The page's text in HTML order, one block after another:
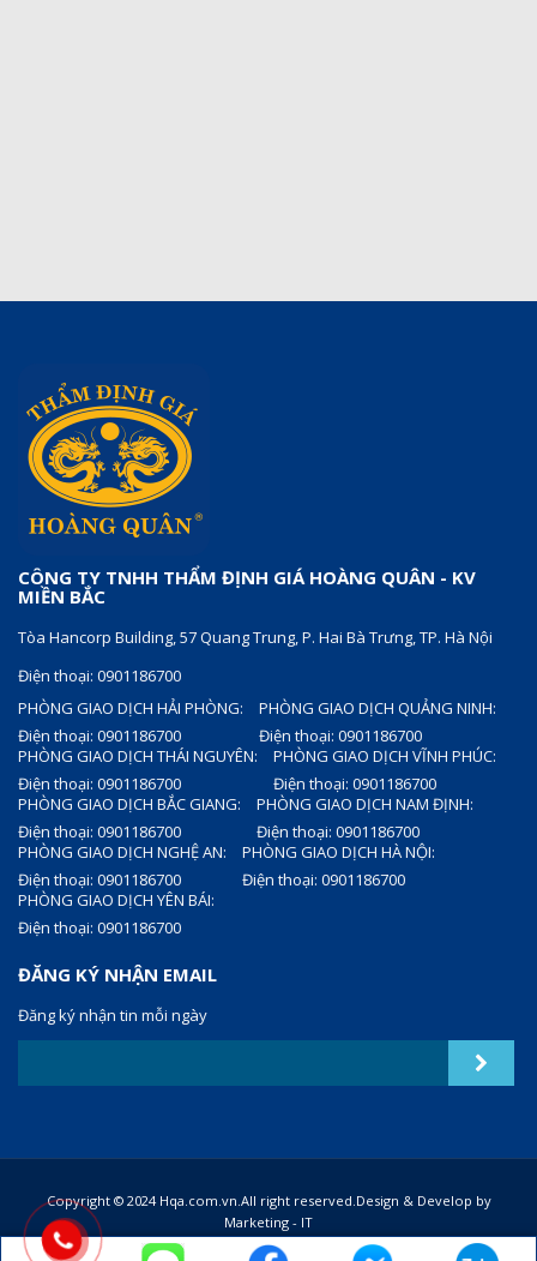
CÔNG TY TNHH THẨM ĐỊNH GIÁ HOÀNG QUÂN - KV
MIỀN BẮC
Tòa Hancorp Building, 57 Quang Trung, P. Hai Bà Trưng, TP. Hà Nội
Điện thoại: 0901186700
PHÒNG GIAO DỊCH HẢI PHÒNG:
Điện thoại: 0901186700
PHÒNG GIAO DỊCH QUẢNG NINH:
Điện thoại: 0901186700
PHÒNG GIAO DỊCH THÁI NGUYÊN:
Điện thoại: 0901186700
PHÒNG GIAO DỊCH VĨNH PHÚC:
Điện thoại: 0901186700
PHÒNG GIAO DỊCH BẮC GIANG:
Điện thoại: 0901186700
PHÒNG GIAO DỊCH NAM ĐỊNH:
Điện thoại: 0901186700
PHÒNG GIAO DỊCH NGHỆ AN:
Điện thoại: 0901186700
PHÒNG GIAO DỊCH HÀ NỘI:
Điện thoại: 0901186700
PHÒNG GIAO DỊCH YÊN BÁI:
Điện thoại: 0901186700
ĐĂNG KÝ NHẬN EMAIL
Đăng ký nhận tin mỗi ngày
Copyright © 2024 Hqa.com.vn.All right reserved.Design & Develop by
Marketing - IT